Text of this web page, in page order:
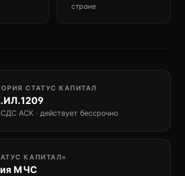
стране
СТАТУС КАПИТАЛ
АСК · действует бессрочно
КАПИТАЛ»
МЧС